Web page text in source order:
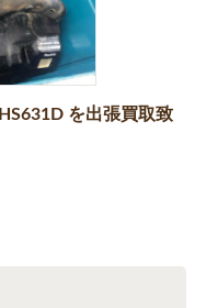
を出張買取致